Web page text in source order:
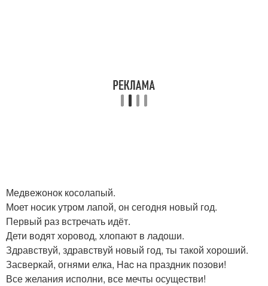
Медвежонок косолапый.
Моет носик утром лапой, он сегодня новый год.
Первый раз встречать идёт.
Дети водят хоровод, хлопают в ладоши.
Здравствуй, здравствуй новый год, ты такой хороший.
Засверкай, огнями елка, Hac на праздник позови!
Все желания исполни, все мечты осуществи!